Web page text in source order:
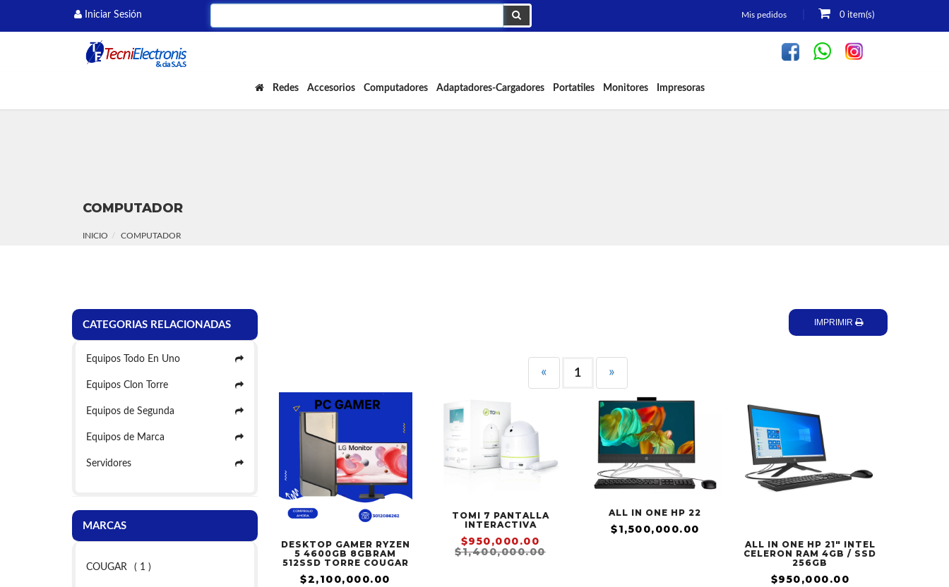
Iniciar Sesión Mis pedidos 0 item(s)
Redes Accesorios Computadores Adaptadores-Cargadores Portatiles Monitores Impresoras
COMPUTADOR
INICIO COMPUTADOR
CATEGORIAS RELACIONADAS
Equipos Todo En Uno
Equipos Clon Torre
Equipos de Segunda
Equipos de Marca
Servidores
MARCAS
COUGAR ( 1 )
IMPRIMIR
« 1 »
DESKTOP GAMER RYZEN
5 4600GB 8GBRAM
512SSD TORRE COUGAR
$2,100,000.00
TOMI 7 PANTALLA
INTERACTIVA
$950,000.00
$1,400,000.00
ALL IN ONE HP 22
$1,500,000.00
ALL IN ONE HP 21" INTEL
CELERON RAM 4GB / SSD
256GB
$950,000.00